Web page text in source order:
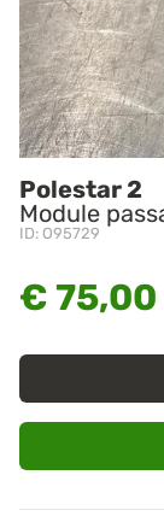
Polestar 2
Module
ID: O95729
€ 75,00